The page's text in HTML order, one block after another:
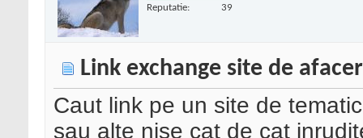
Reputatie: 39
Link exchange site de
Caut link pe un site de
sau alte nise cat de cat